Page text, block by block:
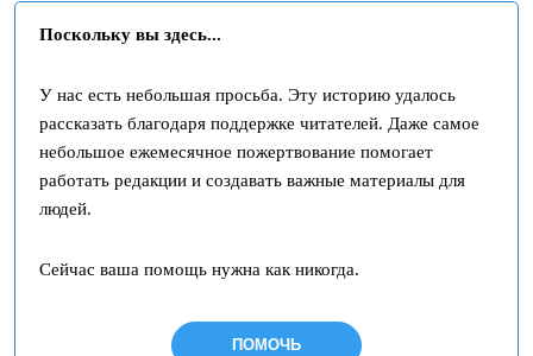
Поскольку вы здесь...
У нас есть небольшая просьба. Эту историю удалось
рассказать благодаря поддержке читателей. Даже самое
небольшое ежемесячное пожертвование помогает
работать редакции и создавать важные материалы для
людей.
Сейчас ваша помощь нужна как никогда.
ПОМОЧЬ